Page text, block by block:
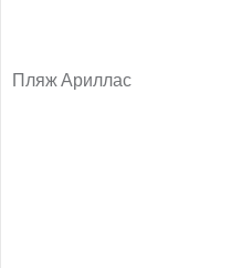
Пляж Ариллас